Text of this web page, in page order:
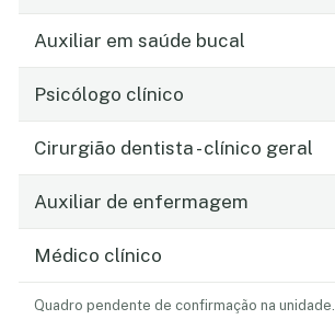
Auxiliar em saúde bucal
Psicólogo clínico
Cirurgião dentista - clínico geral
Auxiliar de enfermagem
Médico clínico
Quadro pendente de confirmação na unidade.